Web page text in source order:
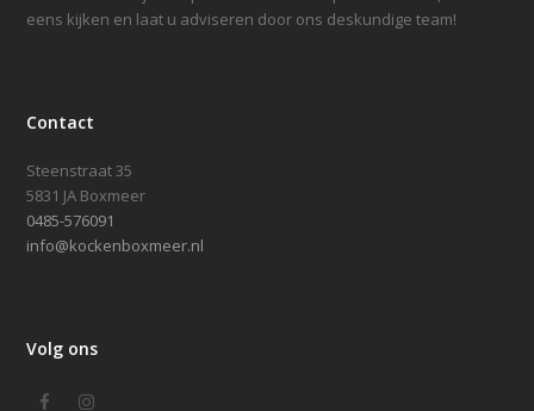
eens kijken en laat u adviseren door ons deskundige team!
Contact
Steenstraat 35
5831 JA Boxmeer
0485-576091
info@kockenboxmeer.nl
Volg ons
FacebookInstagram